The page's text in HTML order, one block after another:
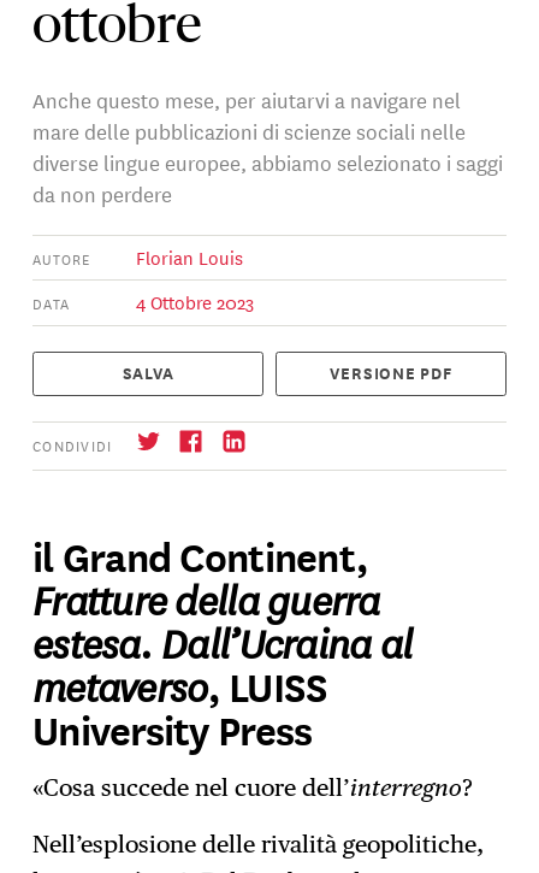
ottobre
Anche questo mese, per aiutarvi a navigare nel
mare delle pubblicazioni di scienze sociali nelle
diverse lingue europee, abbiamo selezionato i saggi
da non perdere
AUTORE Florian Louis
DATA 4 Ottobre 2023
SALVA VERSIONE PDF
CONDIVIDI
→ Iscrizione
il Grand Continent,
Fratture della guerra
estesa. Dall’Ucraina al
metaverso, LUISS
University Press
«Cosa succede nel cuore dell’interregno?
Nell’esplosione delle rivalità geopolitiche,